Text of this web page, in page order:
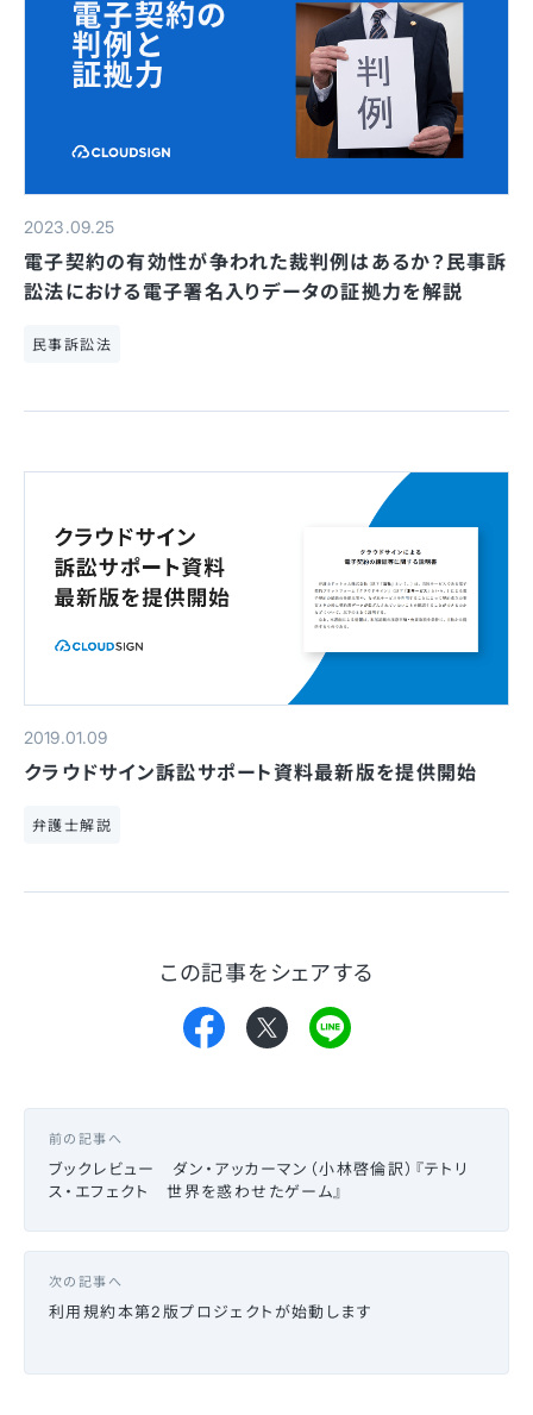
2023.09.25
電子契約の有効性が争われた裁判例はあるか？民事訴
訟法における電子署名入りデータの証拠力を解説
民事訴訟法
2019.01.09
クラウドサイン訴訟サポート資料最新版を提供開始
弁護士解説
この記事をシェアする
前の記事へ
ブックレビュー ダン・アッカーマン（小林啓倫訳）『テトリ
ス・エフェクト 世界を惑わせたゲーム』
次の記事へ
利用規約本第2版プロジェクトが始動します